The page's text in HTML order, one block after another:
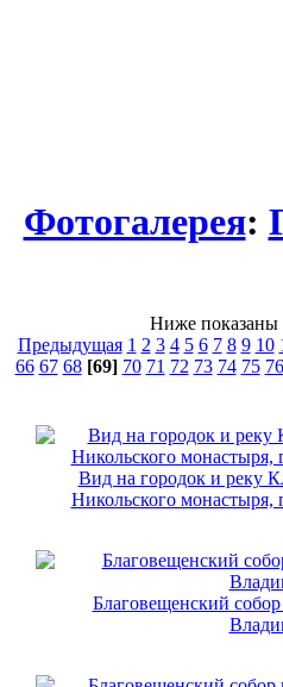
Фотогалерея:
Ниже показаны
Предыдущая 1 2 3 4 5 6 7 8 9 10
66 67 68 [69] 70 71 72 73 74 75 76
Вид на городок и реку
Никольского монастыря,
Благовещенский